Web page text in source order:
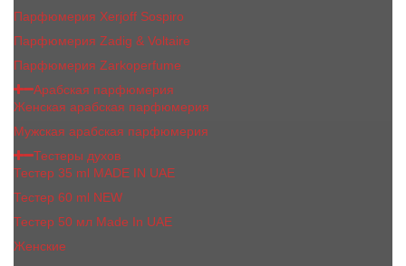
Парфюмерия Xerjoff Sospiro
Парфюмерия Zadig & Voltaire
Парфюмерия Zarkoperfume
Арабская парфюмерия
Женская арабская парфюмерия
Мужская арабская парфюмерия
Тестеры духов
Тестер 35 ml MADE IN UAE
Тестер 60 ml NEW
Тестер 50 мл Made In UAE
Женские